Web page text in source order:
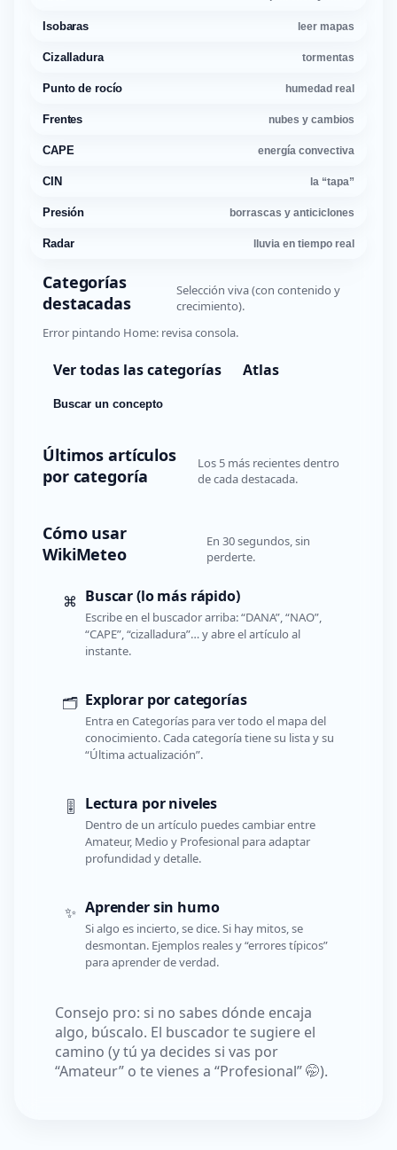
Isobaras leer mapas
Cizalladura tormentas
Punto de rocío humedad real
Frentes nubes y cambios
CAPE energía convectiva
CIN la “tapa”
Presión borrascas y anticiclones
Radar lluvia en tiempo real
Categorías
destacadas
Selección viva (con contenido y
crecimiento).
Error pintando Home: revisa consola.
Ver todas las categorías Atlas
Buscar un concepto
Últimos artículos
por categoría
Los 5 más recientes dentro
de cada destacada.
Cómo usar
WikiMeteo
En 30 segundos, sin
perderte.
⌘ Buscar (lo más rápido)
Escribe en el buscador arriba: “DANA”, “NAO”,
“CAPE”, “cizalladura”… y abre el artículo al
instante.
🗂️ Explorar por categorías
Entra en Categorías para ver todo el mapa del
conocimiento. Cada categoría tiene su lista y su
“Última actualización”.
🎚️ Lectura por niveles
Dentro de un artículo puedes cambiar entre
Amateur, Medio y Profesional para adaptar
profundidad y detalle.
✨ Aprender sin humo
Si algo es incierto, se dice. Si hay mitos, se
desmontan. Ejemplos reales y “errores típicos”
para aprender de verdad.
Consejo pro: si no sabes dónde encaja
algo, búscalo. El buscador te sugiere el
camino (y tú ya decides si vas por
“Amateur” o te vienes a “Profesional” 🤭).